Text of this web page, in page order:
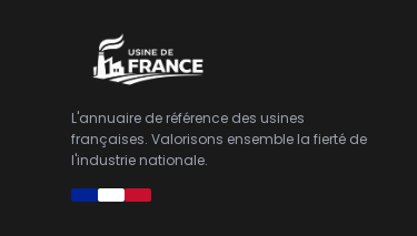
L'annuaire de référence des usines
françaises. Valorisons ensemble la fierté de
l'industrie nationale.